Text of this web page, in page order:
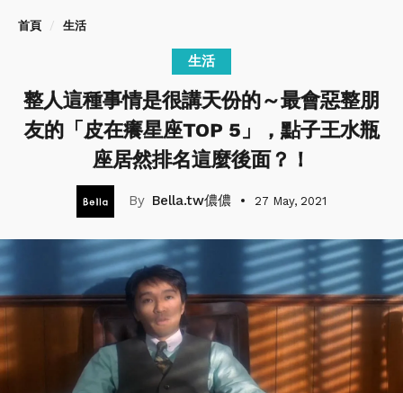
首頁 生活
生活
整人這種事情是很講天份的～最會惡整朋
友的「皮在癢星座TOP 5」，點子王水瓶
座居然排名這麼後面？！
Bella.tw儂儂 27 May, 2021